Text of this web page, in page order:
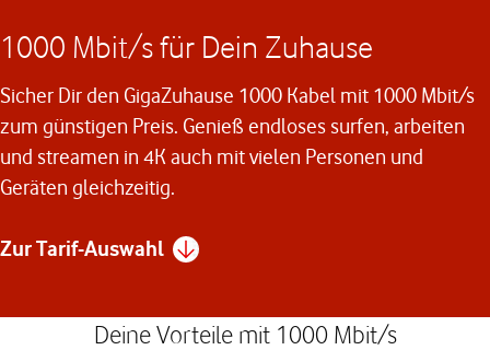
1000 Mbit/s für Dein Zuhause
Sicher Dir den GigaZuhause 1000 Kabel mit 1000 Mbit/s
zum günstigen Preis. Genieß endloses surfen, arbeiten
und streamen in 4K auch mit vielen Personen und
Geräten gleichzeitig.
Zur Tarif-Auswahl
Deine Vorteile mit 1000 Mbit/s